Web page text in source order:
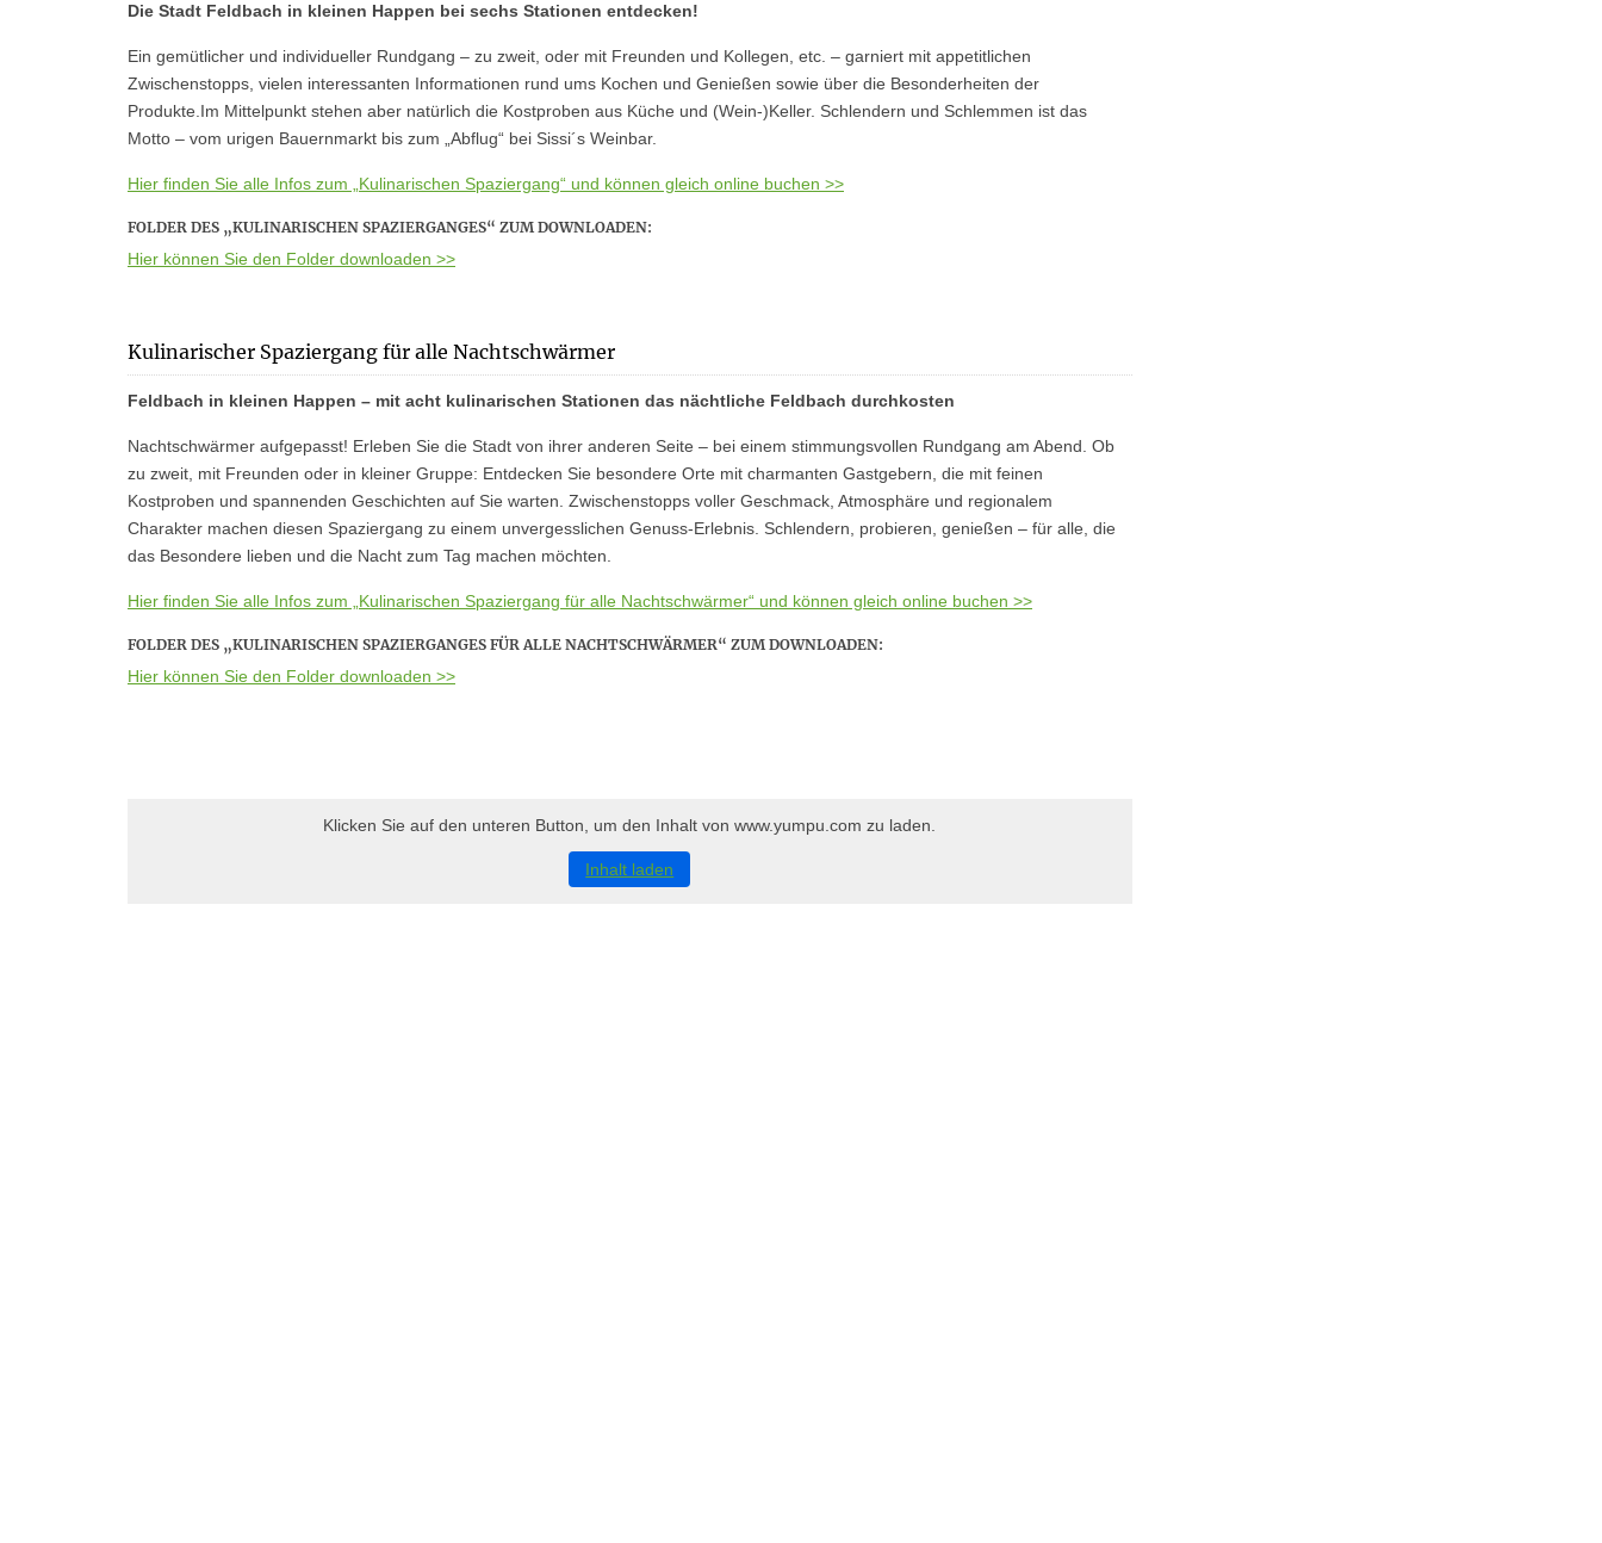
Die Stadt Feldbach in kleinen Happen bei sechs Stationen entdecken!
Ein gemütlicher und individueller Rundgang – zu zweit, oder mit Freunden und Kollegen, etc. – garniert mit appetitlichen
Zwischenstopps, vielen interessanten Informationen rund ums Kochen und Genießen sowie über die Besonderheiten der
Produkte.Im Mittelpunkt stehen aber natürlich die Kostproben aus Küche und (Wein-)Keller. Schlendern und Schlemmen ist das
Motto – vom urigen Bauernmarkt bis zum „Abflug“ bei Sissi´s Weinbar.
Hier finden Sie alle Infos zum „Kulinarischen Spaziergang“ und können gleich online buchen >>
FOLDER DES „KULINARISCHEN SPAZIERGANGES“ ZUM DOWNLOADEN:
Hier können Sie den Folder downloaden >>
Kulinarischer Spaziergang für alle Nachtschwärmer
Feldbach in kleinen Happen – mit acht kulinarischen Stationen das nächtliche Feldbach durchkosten
Nachtschwärmer aufgepasst! Erleben Sie die Stadt von ihrer anderen Seite – bei einem stimmungsvollen Rundgang am Abend. Ob
zu zweit, mit Freunden oder in kleiner Gruppe: Entdecken Sie besondere Orte mit charmanten Gastgebern, die mit feinen
Kostproben und spannenden Geschichten auf Sie warten. Zwischenstopps voller Geschmack, Atmosphäre und regionalem
Charakter machen diesen Spaziergang zu einem unvergesslichen Genuss-Erlebnis. Schlendern, probieren, genießen – für alle, die
das Besondere lieben und die Nacht zum Tag machen möchten.
Hier finden Sie alle Infos zum „Kulinarischen Spaziergang für alle Nachtschwärmer“ und können gleich online buchen >>
FOLDER DES „KULINARISCHEN SPAZIERGANGES FÜR ALLE NACHTSCHWÄRMER“ ZUM DOWNLOADEN:
Hier können Sie den Folder downloaden >>
Klicken Sie auf den unteren Button, um den Inhalt von www.yumpu.com zu laden.
Inhalt laden